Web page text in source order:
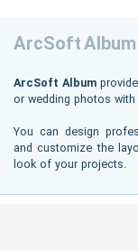
ArcSoft Album
ArcSoft Album
or wedding photos
You can design
and customize the
look of your projects.